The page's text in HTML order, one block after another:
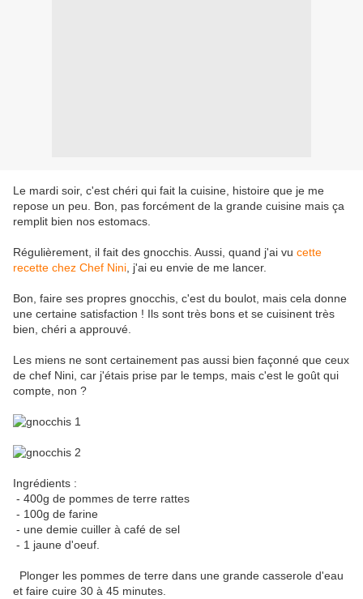
Le mardi soir, c'est chéri qui fait la cuisine, histoire que je me
repose un peu. Bon, pas forcément de la grande cuisine mais ça
remplit bien nos estomacs.
Régulièrement, il fait des gnocchis. Aussi, quand j'ai vu cette
recette chez Chef Nini , j'ai eu envie de me lancer.
Bon, faire ses propres gnocchis, c'est du boulot, mais cela donne
une certaine satisfaction ! Ils sont très bons et se cuisinent très
bien, chéri a approuvé.
Les miens ne sont certainement pas aussi bien façonné que ceux
de chef Nini, car j'étais prise par le temps, mais c'est le goût qui
compte, non ?
Ingrédients :
- 400g de pommes de terre rattes
- 100g de farine
- une demie cuiller à café de sel
- 1 jaune d'oeuf.
Plonger les pommes de terre dans une grande casserole d'eau
et faire cuire 30 à 45 minutes.